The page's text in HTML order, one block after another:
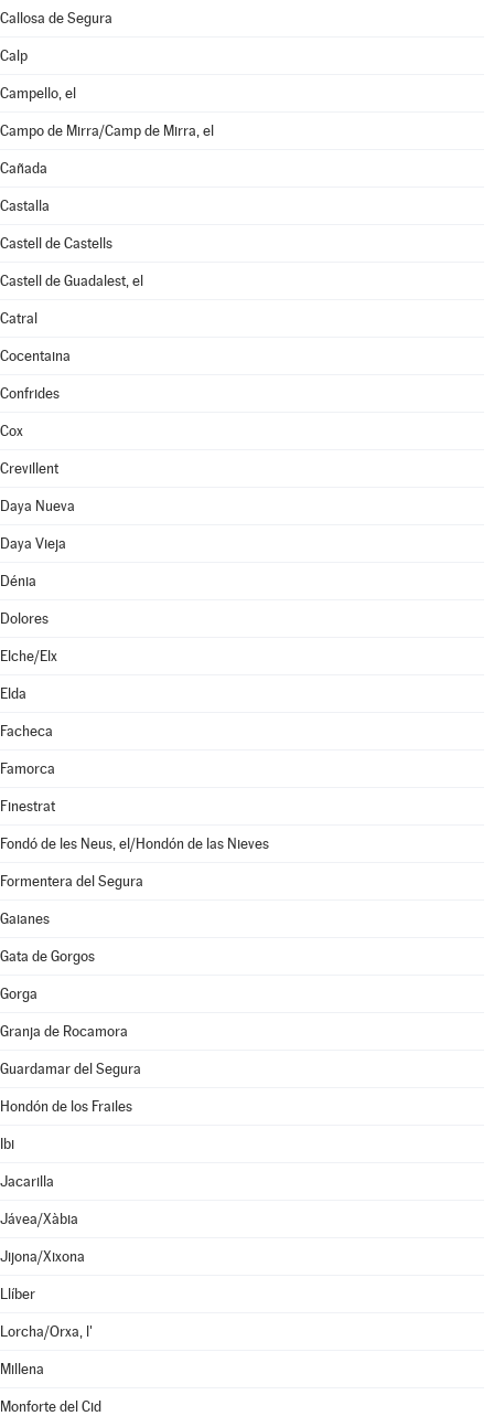
Callosa de Segura
Calp
Campello, el
Campo de Mirra/Camp de Mirra, el
Cañada
Castalla
Castell de Castells
Castell de Guadalest, el
Catral
Cocentaina
Confrides
Cox
Crevillent
Daya Nueva
Daya Vieja
Dénia
Dolores
Elche/Elx
Elda
Facheca
Famorca
Finestrat
Fondó de les Neus, el/Hondón de las Nieves
Formentera del Segura
Gaianes
Gata de Gorgos
Gorga
Granja de Rocamora
Guardamar del Segura
Hondón de los Frailes
Ibi
Jacarilla
Jávea/Xàbia
Jijona/Xixona
Llíber
Lorcha/Orxa, l'
Millena
Monforte del Cid